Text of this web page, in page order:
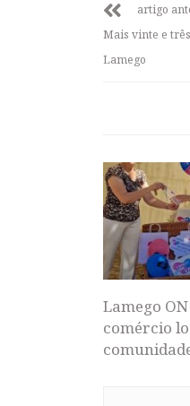
artigo
Mais vinte e
Lamego
Lamego
comércio